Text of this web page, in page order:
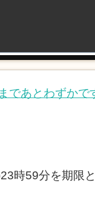
であとわずかで
時59分を期限